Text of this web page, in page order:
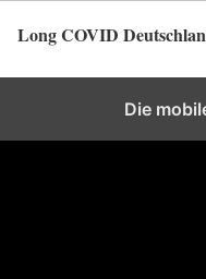
Long COVID
Die